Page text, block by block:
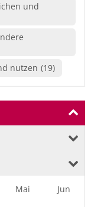
und
nutzen 19
Mai Jun